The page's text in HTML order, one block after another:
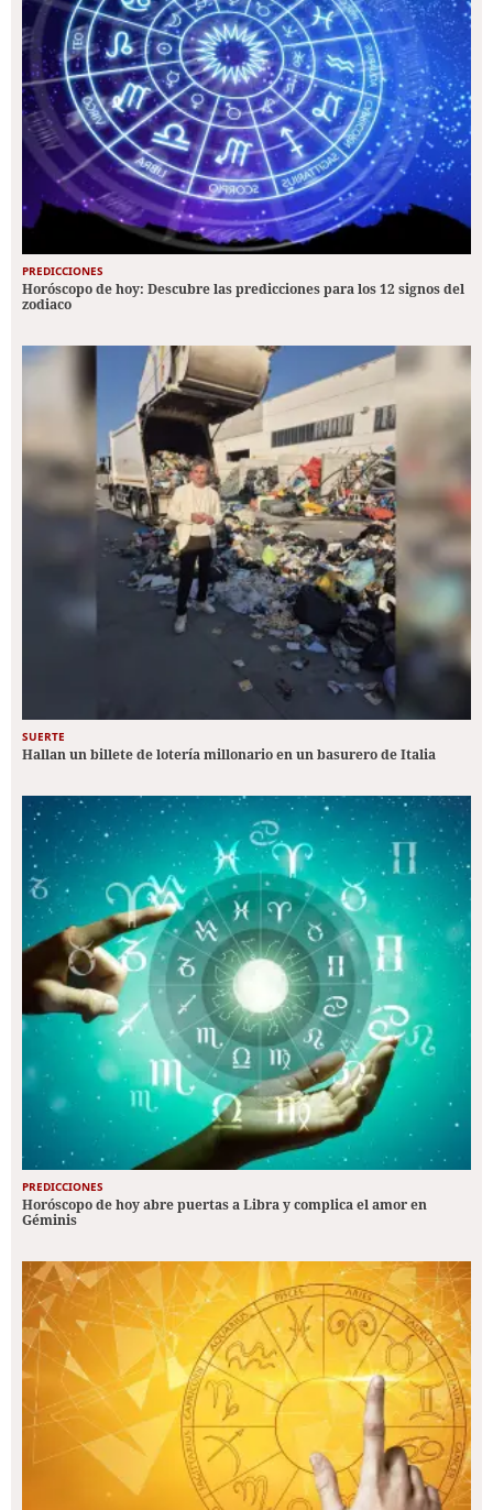
PREDICCIONES
Horóscopo de hoy: Descubre las predicciones para los 12 signos del
zodiaco
SUERTE
Hallan un billete de lotería millonario en un basurero de Italia
PREDICCIONES
Horóscopo de hoy abre puertas a Libra y complica el amor en
Géminis